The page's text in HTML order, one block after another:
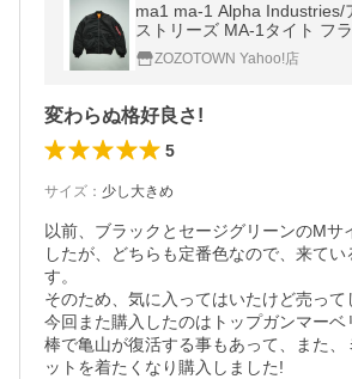
ma1 ma-1 Alpha Industries/
ストリーズ MA-1タイト フ
（日本スペック）リバーシブ
ZOZOTOWN Yahoo!店
変わらぬ格好良さ!
5
サイズ ： 少し大きめ
以前、ブラックとセージグリーンのMサ
したが、どちらも定番色なので、来て
す。
そのため、気に入ってはいたけど売って
今回また購入したのはトップガンマーベ
棒で亀山が復活する事もあって、また、
ットを着たくなり購入しました!